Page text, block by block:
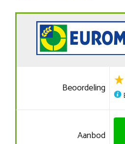
Beoordeling
Aanbod